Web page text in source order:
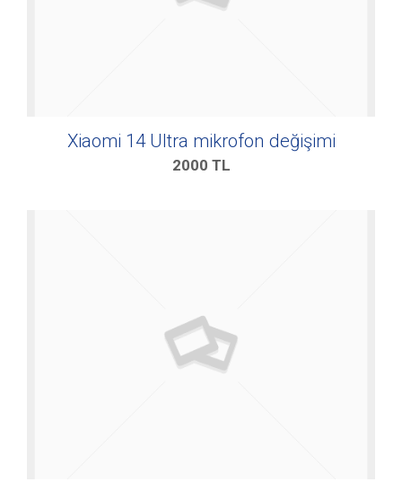
Xiaomi 14 Ultra mikrofon değişimi
2000 TL